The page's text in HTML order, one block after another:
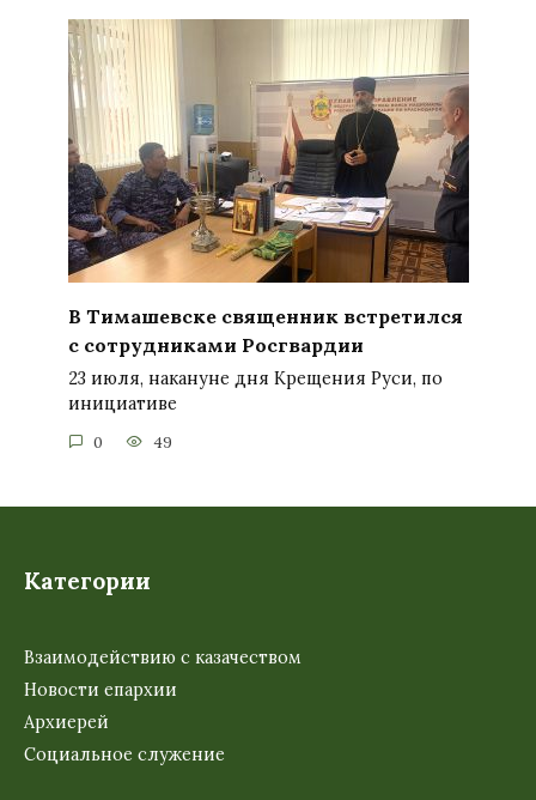
В Тимашевске священник встретился
с сотрудниками Росгвардии
23 июля, накануне дня Крещения Руси, по
инициативе
0 49
Категории
Взаимодействию с казачеством
Новости епархии
Архиерей
Социальное служение